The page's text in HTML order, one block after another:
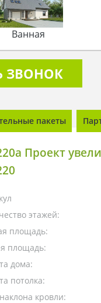
Ванная
ЗВОНОК
пакеты
Проект
этажей:
площадь:
площадь:
дома:
потолка:
кровли: